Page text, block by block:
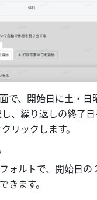
で、開始日に土・
、繰り返しの終了
リックします。
ォルトで、開始日
きます。